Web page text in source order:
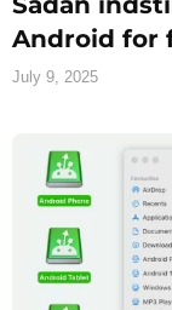
Android for
July 9, 2025